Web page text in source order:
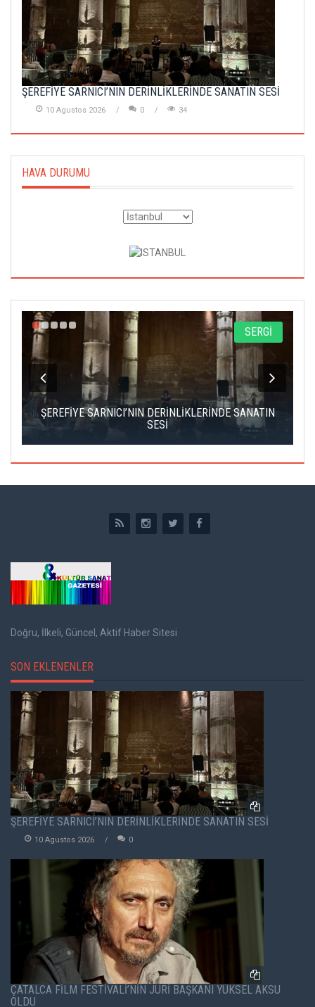
ŞEREFİYE SARNICI’NIN DERİNLİKLERİNDE SANATIN SESİ
10 Agustos 2026 0 34
HAVA DURUMU
SERGİ
ŞEREFİYE SARNICI’NIN DERİNLİKLERİNDE SANATIN
SESİ
Doğru, İlkeli, Güncel, Aktif Haber Sitesi
SON EKLENENLER
ŞEREFİYE SARNICI’NIN DERİNLİKLERİNDE SANATIN SESİ
10 Agustos 2026 0
ÇATALCA FİLM FESTİVALİ’NİN JÜRİ BAŞKANI YÜKSEL AKSU
OLDU